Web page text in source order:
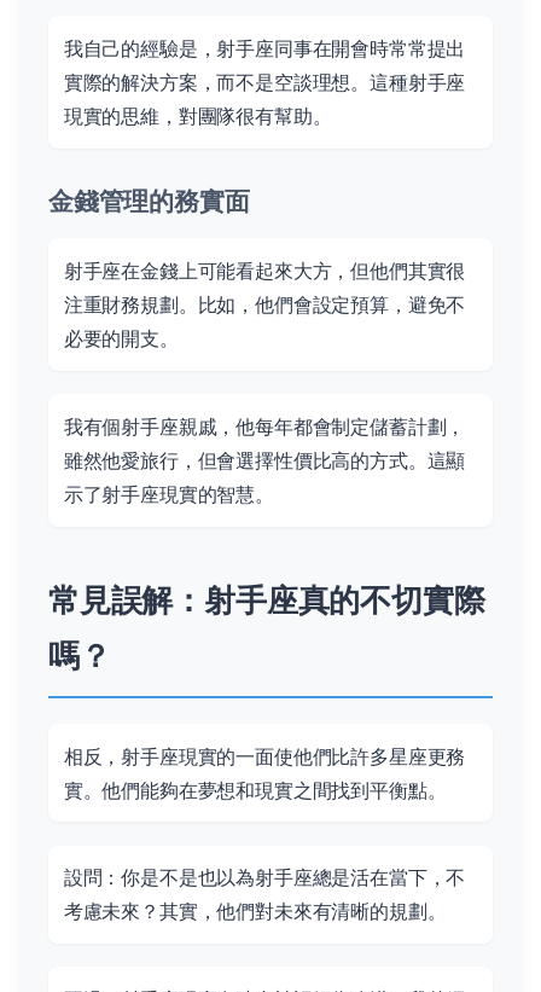
我自己的經驗是，射手座同事在開會時常常提出
實際的解決方案，而不是空談理想。這種射手座
現實的思維，對團隊很有幫助。
金錢管理的務實面
射手座在金錢上可能看起來大方，但他們其實很
注重財務規劃。比如，他們會設定預算，避免不
必要的開支。
我有個射手座親戚，他每年都會制定儲蓄計劃，
雖然他愛旅行，但會選擇性價比高的方式。這顯
示了射手座現實的智慧。
常見誤解：射手座真的不切實際
嗎？
相反，射手座現實的一面使他們比許多星座更務
實。他們能夠在夢想和現實之間找到平衡點。
設問：你是不是也以為射手座總是活在當下，不
考慮未來？其實，他們對未來有清晰的規劃。